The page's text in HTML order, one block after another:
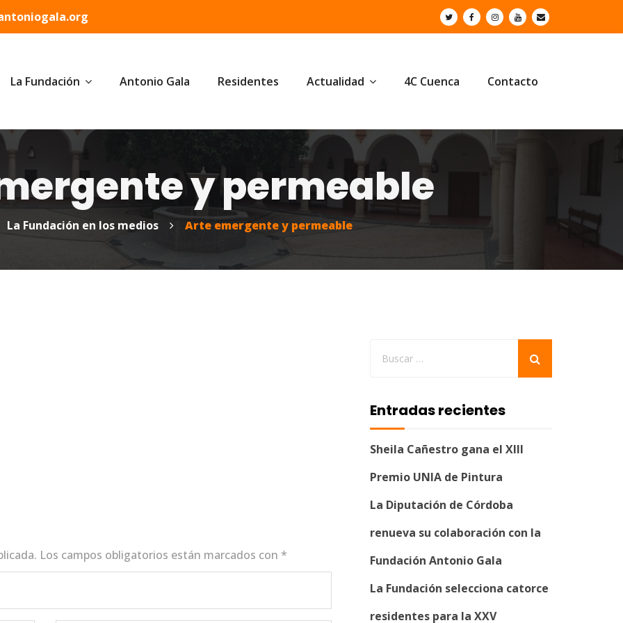
La Fundación Antonio Gala Residentes Actualidad 4C Cuenca Contacto
y permeable
La Fundación en los medios Arte emergente y permeable
Los campos obligatorios están marcados con *
Entradas recientes
Sheila Cañestro gana el XIII
Premio UNIA de Pintura
La Diputación de Córdoba
renueva su colaboración con la
Fundación Antonio Gala
La Fundación selecciona catorce
residentes para la XXV